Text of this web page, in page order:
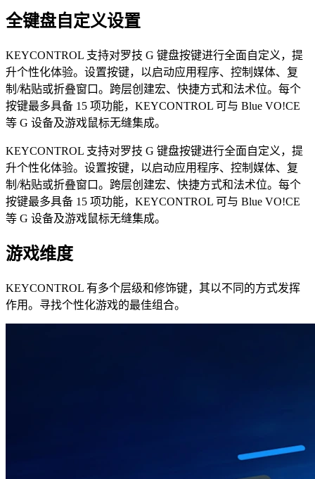
全键盘自定义设置
KEYCONTROL 支持对罗技 G 键盘按键进行全面自定义，提
升个性化体验。设置按键，以启动应用程序、控制媒体、复
制/粘贴或折叠窗口。跨层创建宏、快捷方式和法术位。每个
按键最多具备 15 项功能，KEYCONTROL 可与 Blue VO!CE
等 G 设备及游戏鼠标无缝集成。
KEYCONTROL 支持对罗技 G 键盘按键进行全面自定义，提
升个性化体验。设置按键，以启动应用程序、控制媒体、复
制/粘贴或折叠窗口。跨层创建宏、快捷方式和法术位。每个
按键最多具备 15 项功能，KEYCONTROL 可与 Blue VO!CE
等 G 设备及游戏鼠标无缝集成。
游戏维度
KEYCONTROL 有多个层级和修饰键，其以不同的方式发挥
作用。寻找个性化游戏的最佳组合。